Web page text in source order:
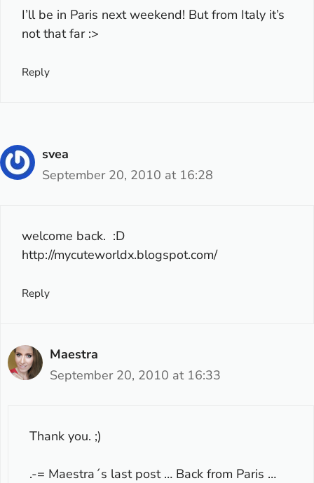
I’ll be in Paris next weekend! But from Italy it’s
not that far :>
Reply
svea
September 20, 2010 at 16:28
welcome back. :D
http://mycuteworldx.blogspot.com/
Reply
Maestra
September 20, 2010 at 16:33
Thank you. ;)
.-= Maestra´s last post … Back from Paris …